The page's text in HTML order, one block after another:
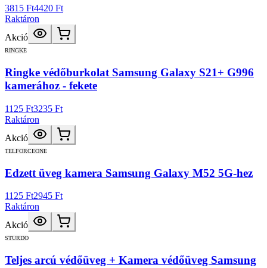
3815 Ft4420 Ft
Raktáron
Akció
RINGKE
Ringke védőburkolat Samsung Galaxy S21+ G996
kamerához - fekete
1125 Ft3235 Ft
Raktáron
Akció
TELFORCEONE
Edzett üveg kamera Samsung Galaxy M52 5G-hez
1125 Ft2945 Ft
Raktáron
Akció
STURDO
Teljes arcú védőüveg + Kamera védőüveg Samsung